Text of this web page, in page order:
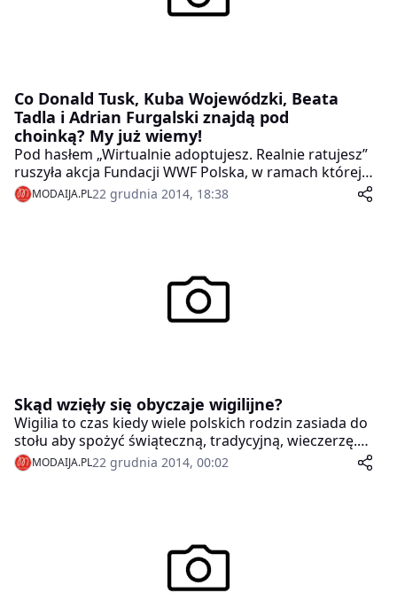
Co Donald Tusk, Kuba Wojewódzki, Beata
Tadla i Adrian Furgalski znajdą pod
choinką? My już wiemy!
Pod hasłem „Wirtualnie adoptujesz. Realnie ratujesz”
ruszyła akcja Fundacji WWF Polska, w ramach której
każdy może symbolicznie zaadoptować jeden z sześciu
zagrożonych gatunków zwierząt: fokę szarą,
już Kasia Tusk, Michał Piróg i Jarosław Kret, wspierając
MODAIJA.PL22 grudnia 2014, 18:38
Skąd wzięły się obyczaje wigilijne?
Wigilia to czas kiedy wiele polskich rodzin zasiada do
stołu aby spożyć świąteczną, tradycyjną, wieczerzę.
Poza dzieleniem się opłatkiem, wspólnym
kolędowaniu, a także wyjściu na pasterkę, żelaznym
MODAIJA.PL22 grudnia 2014, 00:02